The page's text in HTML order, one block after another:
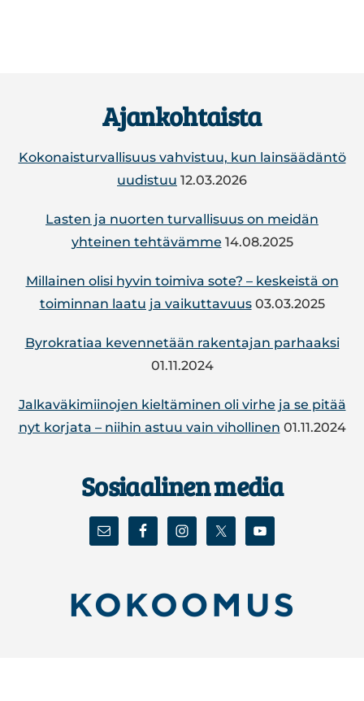
Ajankohtaista
Kokonaisturvallisuus vahvistuu, kun lainsäädäntö
uudistuu 12.03.2026
Lasten ja nuorten turvallisuus on meidän
yhteinen tehtävämme 14.08.2025
Mil­lai­nen olisi hyvin toimiva sote? – kes­keis­tä on
toi­min­nan laatu ja vai­kut­ta­vuus 03.03.2025
By­ro­kra­tiaa ke­ven­ne­tään ra­ken­ta­jan par­haak­si
01.11.2024
Jal­ka­vä­ki­mii­no­jen kiel­tä­mi­nen oli virhe ja se pitää
nyt korjata – niihin astuu vain vi­hol­li­nen 01.11.2024
Sosiaalinen media